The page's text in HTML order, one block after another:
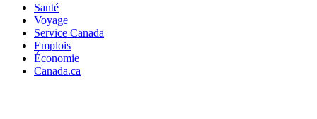
Santé
Voyage
Service Canada
Emplois
Économie
Canada.ca